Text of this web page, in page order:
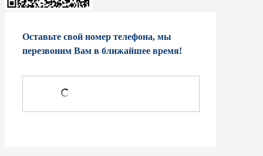
Оставьте свой номер телефона, мы
перезвоним Вам в ближайшее время!